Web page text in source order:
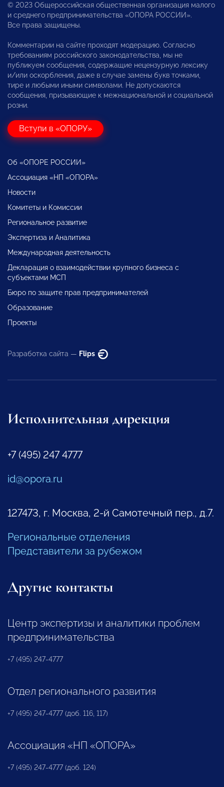
© 2023 Общероссийская общественная организация малого
и среднего предпринимательства «ОПОРА РОССИИ».
Все права защищены.
Комментарии на сайте проходят модерацию. Согласно
требованиям российского законодательства, мы не
публикуем сообщения, содержащие нецензурную лексику
и/или оскорбления, даже в случае замены букв точками,
тире и любыми иными символами. Не допускаются
сообщения, призывающие к межнациональной и социальной
розни.
Вступи в «ОПОРУ»
Об «ОПОРЕ РОССИИ»
Ассоциация «НП «ОПОРА»
Новости
Комитеты и Комиссии
Региональное развитие
Экспертиза и Аналитика
Международная деятельность
Декларация о взаимодействии крупного бизнеса с
субъектами МСП
Бюро по защите прав предпринимателей
Образование
Проекты
Разработка сайта — Flips
Исполнительная дирекция
+7 (495) 247 4777
id@opora.ru
127473, г. Москва, 2-й Самотечный пер., д.7.
Региональные отделения
Представители за рубежом
Другие контакты
Центр экспертизы и аналитики проблем
предпринимательства
+7 (495) 247-4777
Отдел регионального развития
+7 (495) 247-4777 (доб. 116, 117)
Ассоциация «НП «ОПОРА»
+7 (495) 247-4777 (доб. 124)